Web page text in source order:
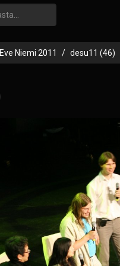
Eve Niemi 2011 desu11 (46)